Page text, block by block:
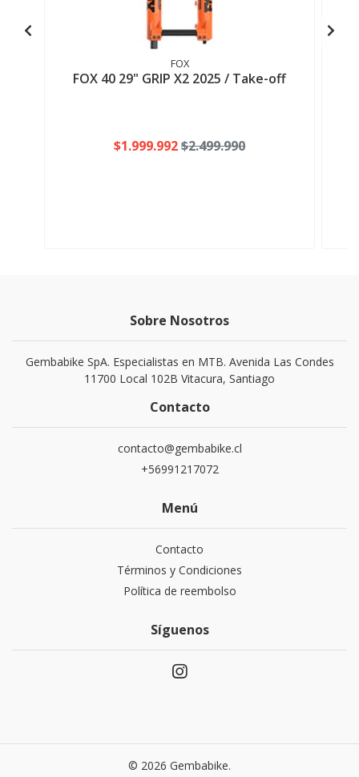
FOX
FOX 40 29" GRIP X2 2025 / Take-off
$1.999.992$2.499.990
Sobre Nosotros
Gembabike SpA. Especialistas en MTB. Avenida Las Condes
11700 Local 102B Vitacura, Santiago
Contacto
contacto@gembabike.cl
+56991217072
Menú
Contacto
Términos y Condiciones
Política de reembolso
Síguenos
© 2026 Gembabike.